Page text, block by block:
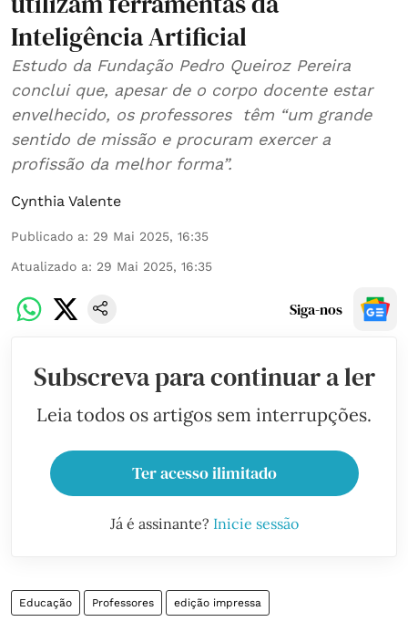
Inteligência Artificial
Estudo da Fundação Pedro Queiroz Pereira
conclui que, apesar de o corpo docente estar
envelhecido, os professores têm “um grande
sentido de missão e procuram exercer a
profissão da melhor forma”.
Cynthia Valente
Publicado a: 29 Mai 2025, 16:35
Atualizado a: 29 Mai 2025, 16:35
Siga-nos
Subscreva para continuar a ler
Leia todos os artigos sem interrupções.
Ter acesso ilimitado
Já é assinante? Inicie sessão
Educação Professores edição impressa